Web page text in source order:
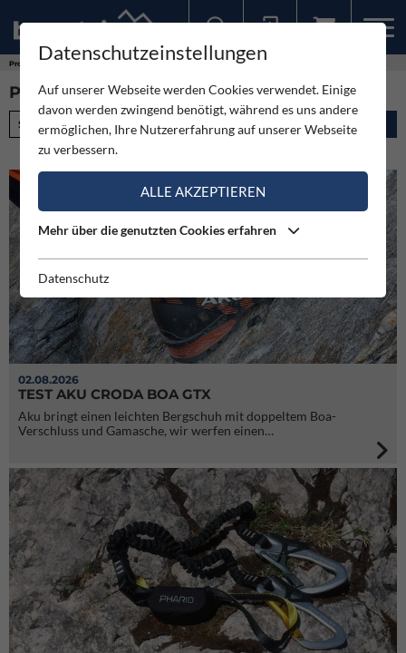
Produkte
PRODUKTE (1173)
Stichwort
02.08.2026
TEST AKU CRODA BOA GTX
Aku bringt einen leichten Bergschuh mit doppeltem Boa-
Verschluss und Gamasche, wir werfen einen…
Datenschutzeinstellungen
Auf unserer Webseite werden Cookies verwendet. Einige
davon werden zwingend benötigt, während es uns andere
ermöglichen, Ihre Nutzererfahrung auf unserer Webseite
zu verbessern.
ALLE AKZEPTIEREN
Mehr über die genutzten Cookies erfahren
Datenschutz